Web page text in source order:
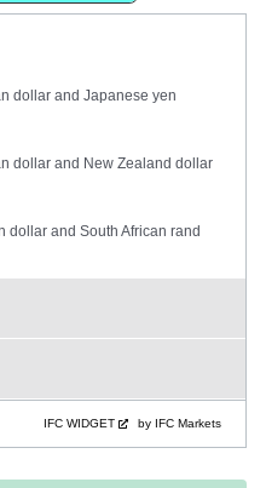
dollar and Japanese yen
dollar and New Zealand dollar
dollar and South African rand
IFC WIDGET by IFC Markets